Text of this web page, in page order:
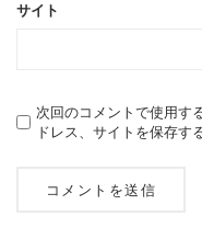
サイト
次回のコメントで使用す
ドレス、サイトを保存する